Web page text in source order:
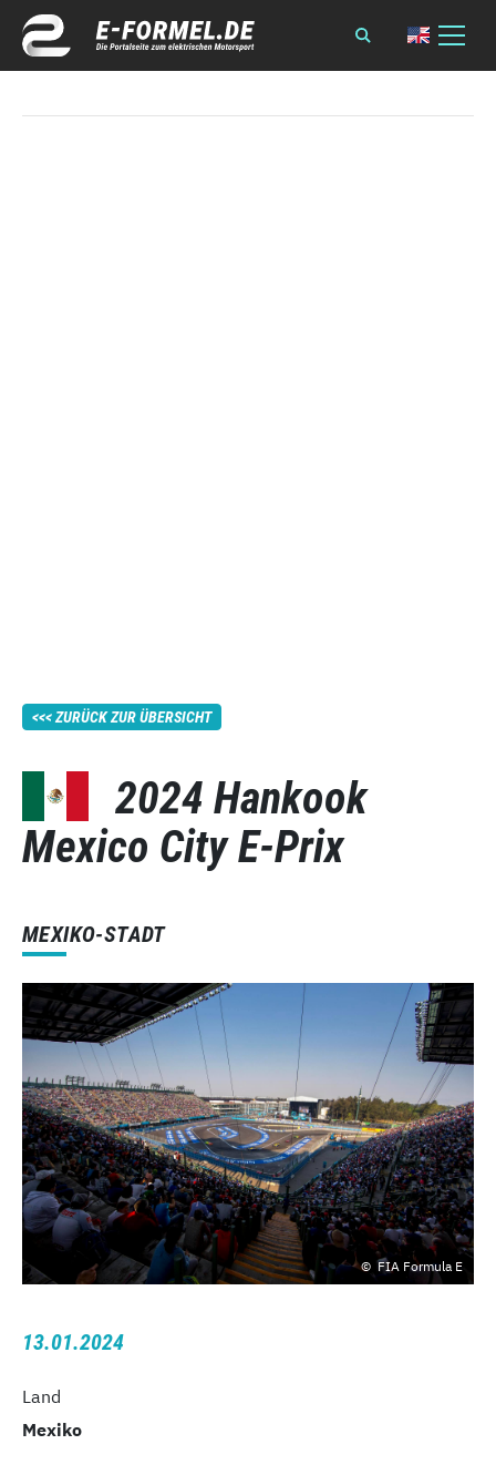
ZURÜCK ZUR ÜBERSICHT
2024 Hankook
Mexico City E-Prix
MEXIKO-STADT
FIA Formula E
13.01.2024
Land
Mexiko